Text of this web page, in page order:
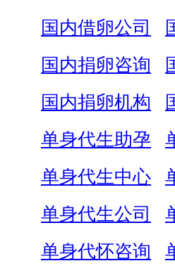
国内借卵公司
国内捐卵咨询
国内捐卵机构
单身代生助孕
单身代生中心
单身代生公司
单身代怀咨询